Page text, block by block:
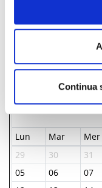
Continua
Lun
Mar Mer
29
30 31
05
06 07